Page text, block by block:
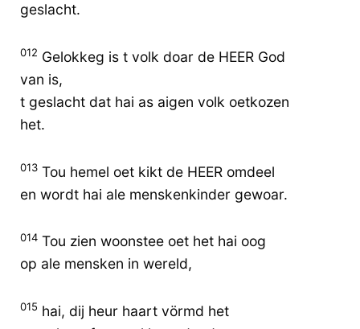
geslacht.
012 Gelokkeg is t volk doar de HEER God
van is,
t geslacht dat hai as aigen volk oetkozen
het.
013 Tou hemel oet kikt de HEER omdeel
en wordt hai ale menskenkinder gewoar.
014 Tou zien woonstee oet het hai oog
op ale mensken in wereld,
015 hai, dij heur haart vörmd het